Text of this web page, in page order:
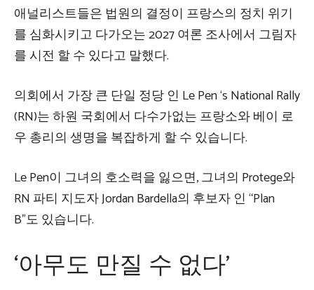
애널리스트들은 법원의 결정이 프랑스의 정치 위기
를 심화시키고 다가오는 2027 여론 조사에서 그림자
를 시전 할 수 있다고 말했다.
의회에서 가장 큰 단일 정당 인 Le Pen ‘s National Rally
(RN)는 하원 국회에서 다수가없는 프랑소와 베이 로
우 총리의 생명을 복잡하게 할 수 있습니다.
Le Pen이 그녀의 호소력을 잃으면, 그녀의 Protege와
RN 파티 지도자 Jordan Bardella의 후보자 인 “Plan
B”도 있습니다.
‘아무도 만질 수 없다’